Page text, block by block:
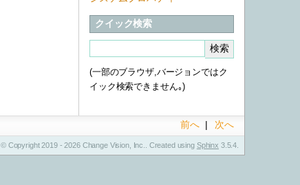
クイック検索
(一部のブラウザ,バージョンではク
イック検索できません｡)
次へ
前へ |
© Copyright 2019 - 2026 Change Vision, Inc.. Created using Sphinx 3.5.4.